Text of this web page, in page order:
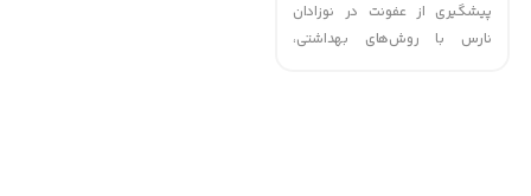
پیشگیری از عفونت در نوزادان
نارس با روش‌های بهداشتی،